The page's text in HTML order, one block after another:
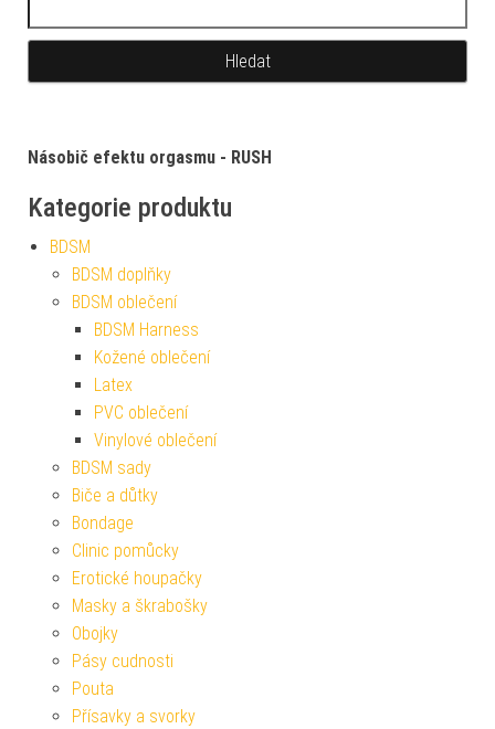
Násobič efektu orgasmu - RUSH
Kategorie produktu
BDSM
BDSM doplňky
BDSM oblečení
BDSM Harness
Kožené oblečení
Latex
PVC oblečení
Vinylové oblečení
BDSM sady
Biče a důtky
Bondage
Clinic pomůcky
Erotické houpačky
Masky a škrabošky
Obojky
Pásy cudnosti
Pouta
Přísavky a svorky